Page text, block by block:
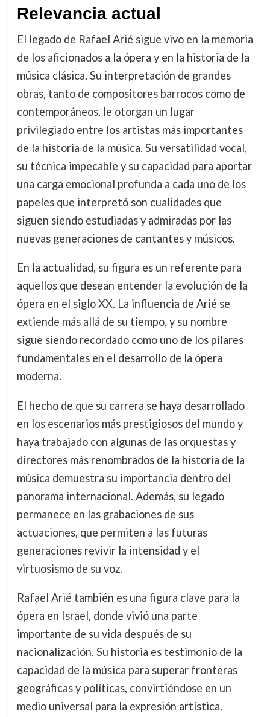
Relevancia actual
El legado de Rafael Arié sigue vivo en la memoria
de los aficionados a la ópera y en la historia de la
música clásica. Su interpretación de grandes
obras, tanto de compositores barrocos como de
contemporáneos, le otorgan un lugar
privilegiado entre los artistas más importantes
de la historia de la música. Su versatilidad vocal,
su técnica impecable y su capacidad para aportar
una carga emocional profunda a cada uno de los
papeles que interpretó son cualidades que
siguen siendo estudiadas y admiradas por las
nuevas generaciones de cantantes y músicos.
En la actualidad, su figura es un referente para
aquellos que desean entender la evolución de la
ópera en el siglo XX. La influencia de Arié se
extiende más allá de su tiempo, y su nombre
sigue siendo recordado como uno de los pilares
fundamentales en el desarrollo de la ópera
moderna.
El hecho de que su carrera se haya desarrollado
en los escenarios más prestigiosos del mundo y
haya trabajado con algunas de las orquestas y
directores más renombrados de la historia de la
música demuestra su importancia dentro del
panorama internacional. Además, su legado
permanece en las grabaciones de sus
actuaciones, que permiten a las futuras
generaciones revivir la intensidad y el
virtuosismo de su voz.
Rafael Arié también es una figura clave para la
ópera en Israel, donde vivió una parte
importante de su vida después de su
nacionalización. Su historia es testimonio de la
capacidad de la música para superar fronteras
geográficas y políticas, convirtiéndose en un
medio universal para la expresión artística.